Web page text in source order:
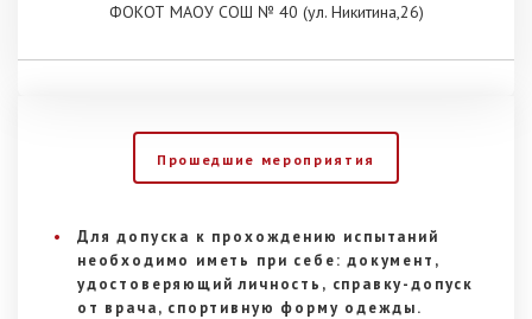
ФОКОТ МАОУ СОШ № 40 (ул. Никитина,26)
Прошедшие мероприятия
Для допуска к прохождению испытаний
необходимо иметь при себе: документ,
удостоверяющий личность, справку-допуск
от врача, спортивную форму одежды.